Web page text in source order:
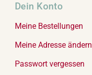
Dein Konto
Meine Bestellungen
Meine Adresse ändern
Passwort vergessen